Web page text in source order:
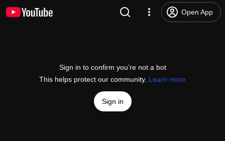
Open App
Sign in to confirm you’re not a bot
This helps protect our community. Learn more
Sign in